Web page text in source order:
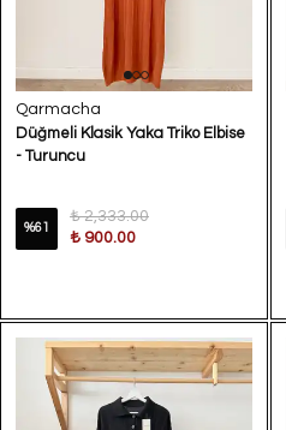
Qarmacha
Düğmeli Klasik Yaka Triko Elbise
- Turuncu
%61
₺ 2,333.00
₺ 900.00